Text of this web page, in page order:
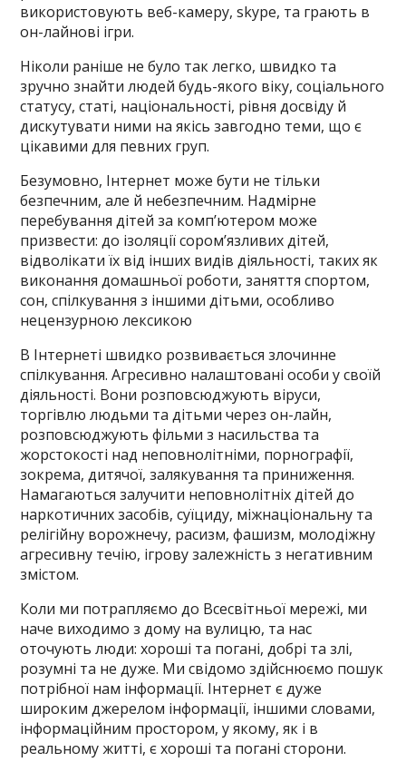
використовують веб-камеру, skype, та грають в
он-лайнові ігри.
Ніколи раніше не було так легко, швидко та
зручно знайти людей будь-якого віку, соціального
статусу, статі, національності, рівня досвіду й
дискутувати ними на якісь завгодно теми, що є
цікавими для певних груп.
Безумовно, Інтернет може бути не тільки
безпечним, але й небезпечним. Надмірне
перебування дітей за комп’ютером може
призвести: до ізоляції сором’язливих дітей,
відволікати їх від інших видів діяльності, таких як
виконання домашньої роботи, заняття спортом,
сон, спілкування з іншими дітьми, особливо
нецензурною лексикою
В Інтернеті швидко розвивається злочинне
спілкування. Агресивно налаштовані особи у своїй
діяльності. Вони розповсюджують віруси,
торгівлю людьми та дітьми через он-лайн,
розповсюджують фільми з насильства та
жорстокості над неповнолітніми, порнографії,
зокрема, дитячої, залякування та приниження.
Намагаються залучити неповнолітніх дітей до
наркотичних засобів, суїциду, міжнаціональну та
релігійну ворожнечу, расизм, фашизм, молодіжну
агресивну течію, ігрову залежність з негативним
змістом.
Коли ми потрапляємо до Всесвітньої мережі, ми
наче виходимо з дому на вулицю, та нас
оточують люди: хороші та погані, добрі та злі,
розумні та не дуже. Ми свідомо здійснюємо пошук
потрібної нам інформації. Інтернет є дуже
широким джерелом інформації, іншими словами,
інформаційним простором, у якому, як і в
реальному житті, є хороші та погані сторони.